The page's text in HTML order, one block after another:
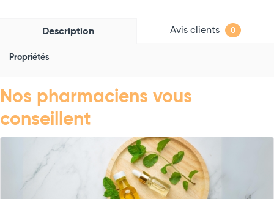
Description Avis clients 0
Propriétés
Nos pharmaciens vous
conseillent